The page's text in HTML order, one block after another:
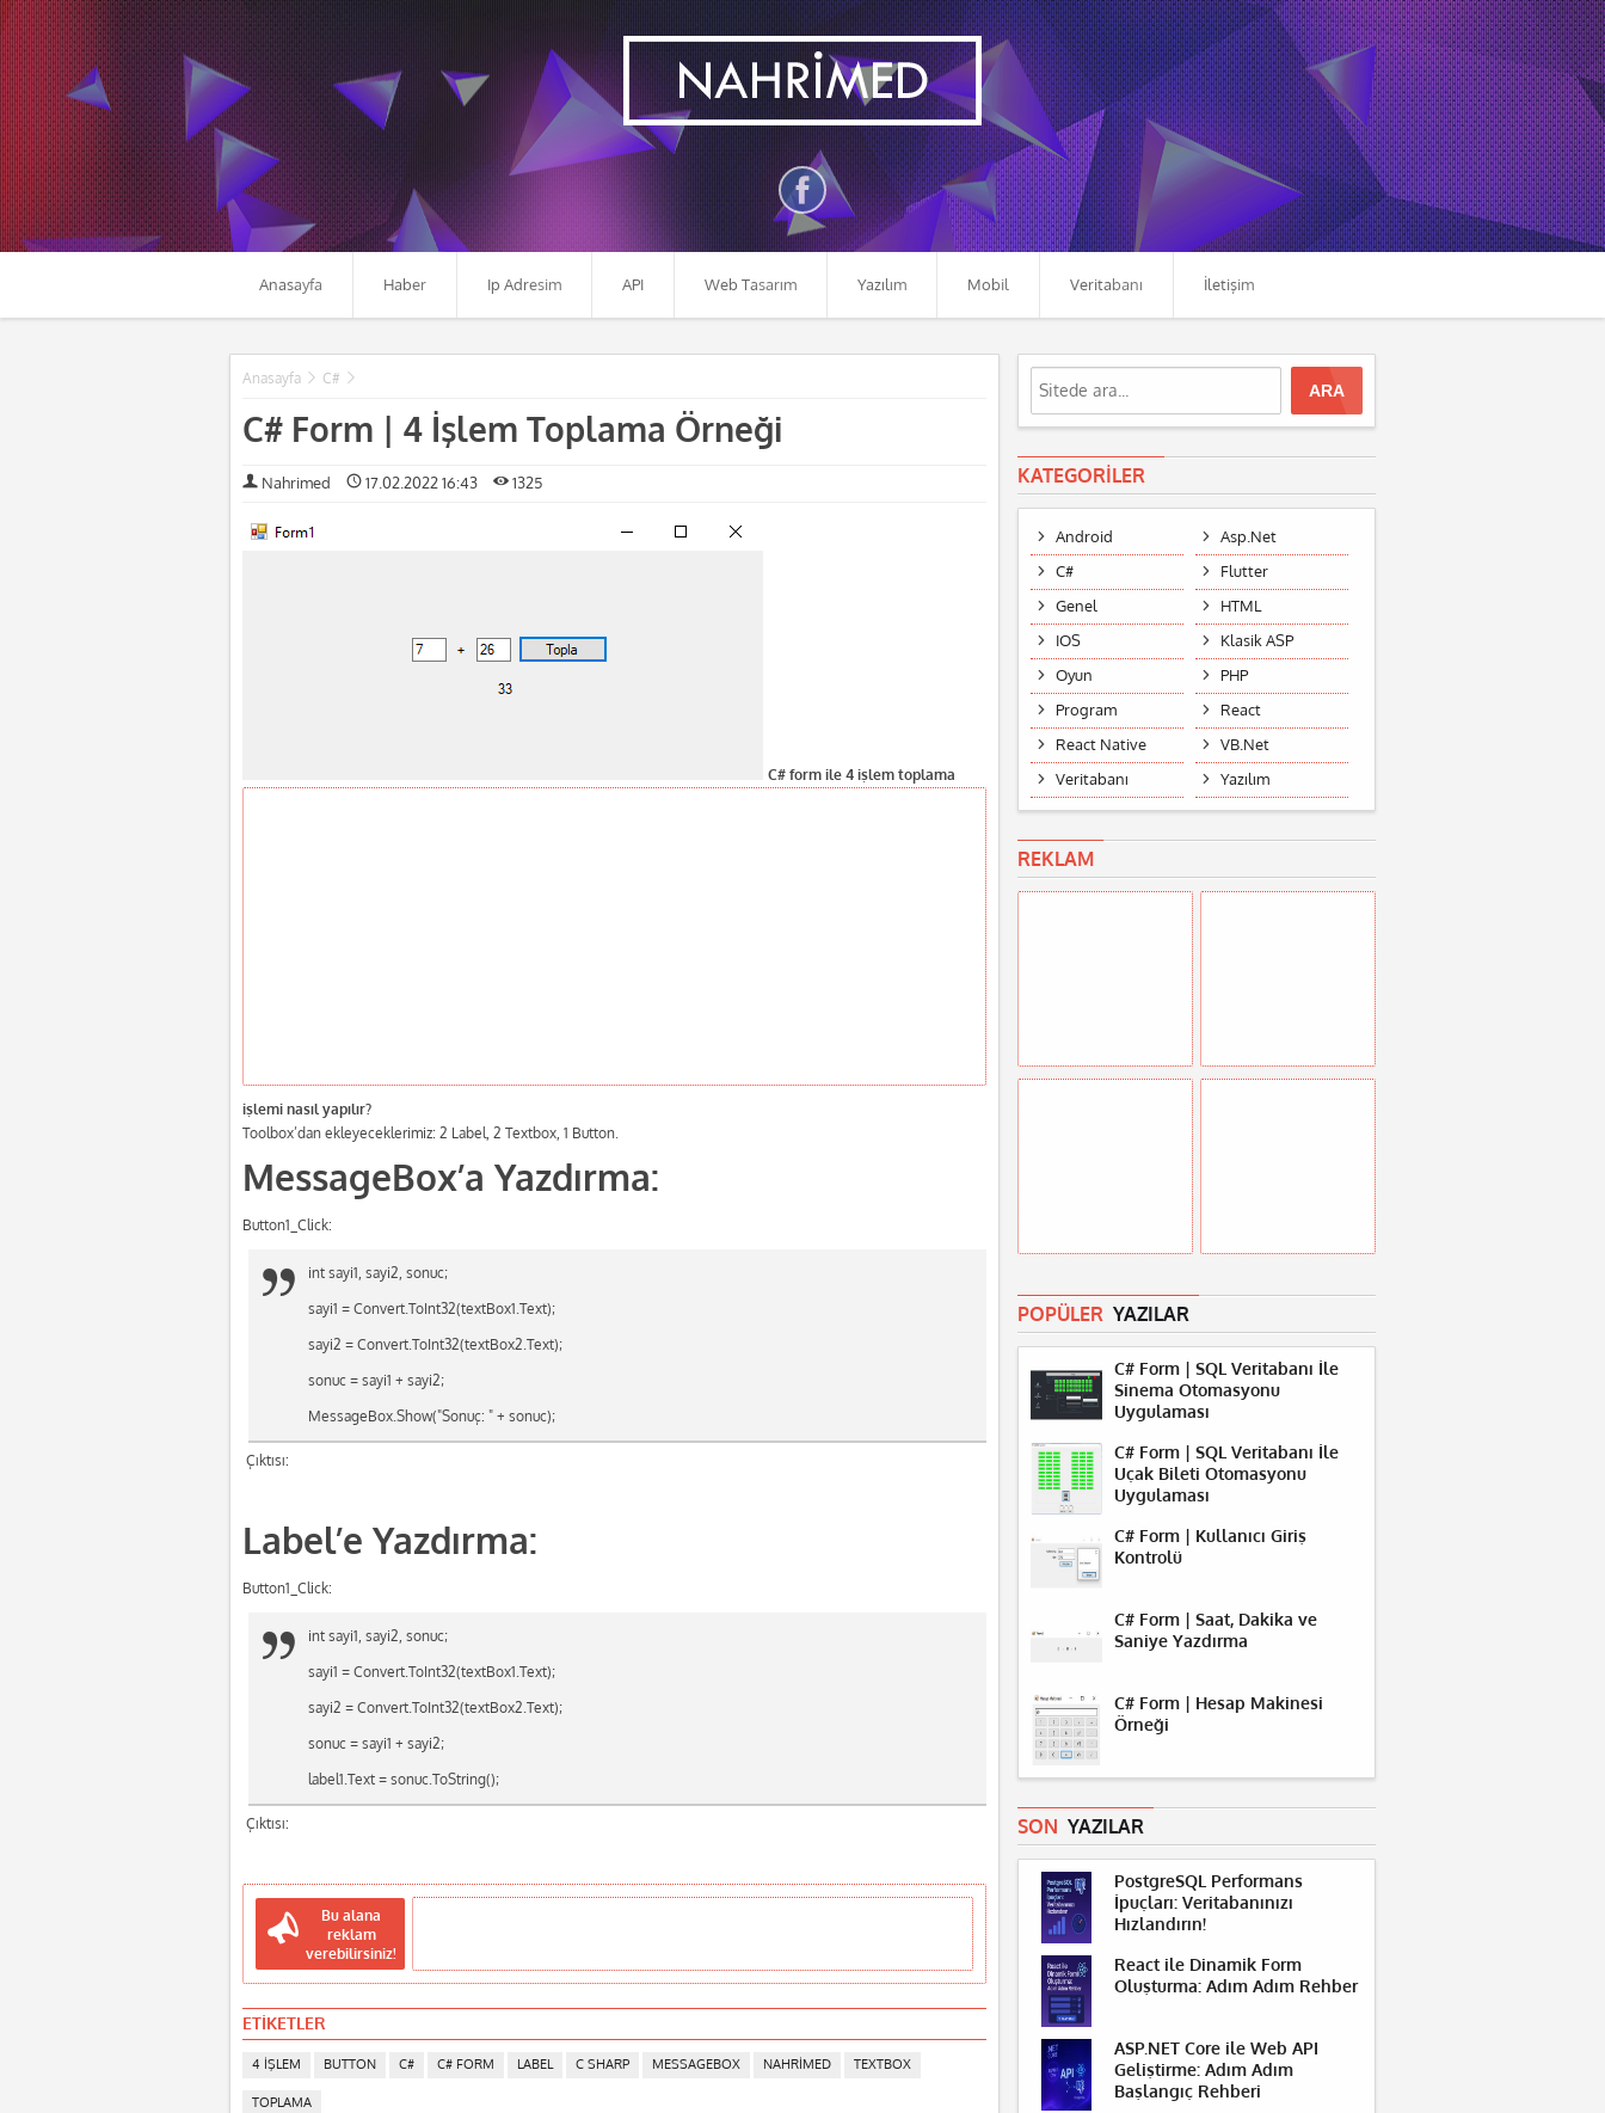
Anasayfa Haber Ip Adresim API Web Tasarım Yazılım Mobil Veritabanı İletişim
Anasayfa C#
C# Form | 4 İşlem Toplama Örneği
Nahrimed 17.02.2022 16:43 1325
C# form ile 4 işlem toplama
işlemi nasıl yapılır?
Toolbox’dan ekleyeceklerimiz: 2 Label, 2 Textbox, 1 Button.
MessageBox’a Yazdırma:
Button1_Click:
int sayi1, sayi2, sonuc;
sayi1 = Convert.ToInt32(textBox1.Text);
sayi2 = Convert.ToInt32(textBox2.Text);
sonuc = sayi1 + sayi2;
MessageBox.Show("Sonuç: " + sonuc);
Çıktısı:
Label’e Yazdırma:
Button1_Click:
int sayi1, sayi2, sonuc;
sayi1 = Convert.ToInt32(textBox1.Text);
sayi2 = Convert.ToInt32(textBox2.Text);
sonuc = sayi1 + sayi2;
label1.Text = sonuc.ToString();
Çıktısı:
Bu alana
reklam
verebilirsiniz!
ETİKETLER
4 IŞLEM BUTTON C# C# FORM LABEL C SHARP MESSAGEBOX NAHRIMED TEXTBOX
TOPLAMA
KATEGORILER
Android
Asp.Net
C#
Flutter
Genel
HTML
IOS
Klasik ASP
Oyun
PHP
Program
React
React Native
VB.Net
Veritabanı
Yazılım
REKLAM
POPÜLER YAZILAR
C# Form | SQL Veritabanı İle
Sinema Otomasyonu
Uygulaması
C# Form | SQL Veritabanı İle
Uçak Bileti Otomasyonu
Uygulaması
C# Form | Kullanıcı Giriş
Kontrolü
C# Form | Saat, Dakika ve
Saniye Yazdırma
C# Form | Hesap Makinesi
Örneği
SON YAZILAR
PostgreSQL Performans
İpuçları: Veritabanınızı
Hızlandırın!
React ile Dinamik Form
Oluşturma: Adım Adım Rehber
ASP.NET Core ile Web API
Geliştirme: Adım Adım
Başlangıç Rehberi